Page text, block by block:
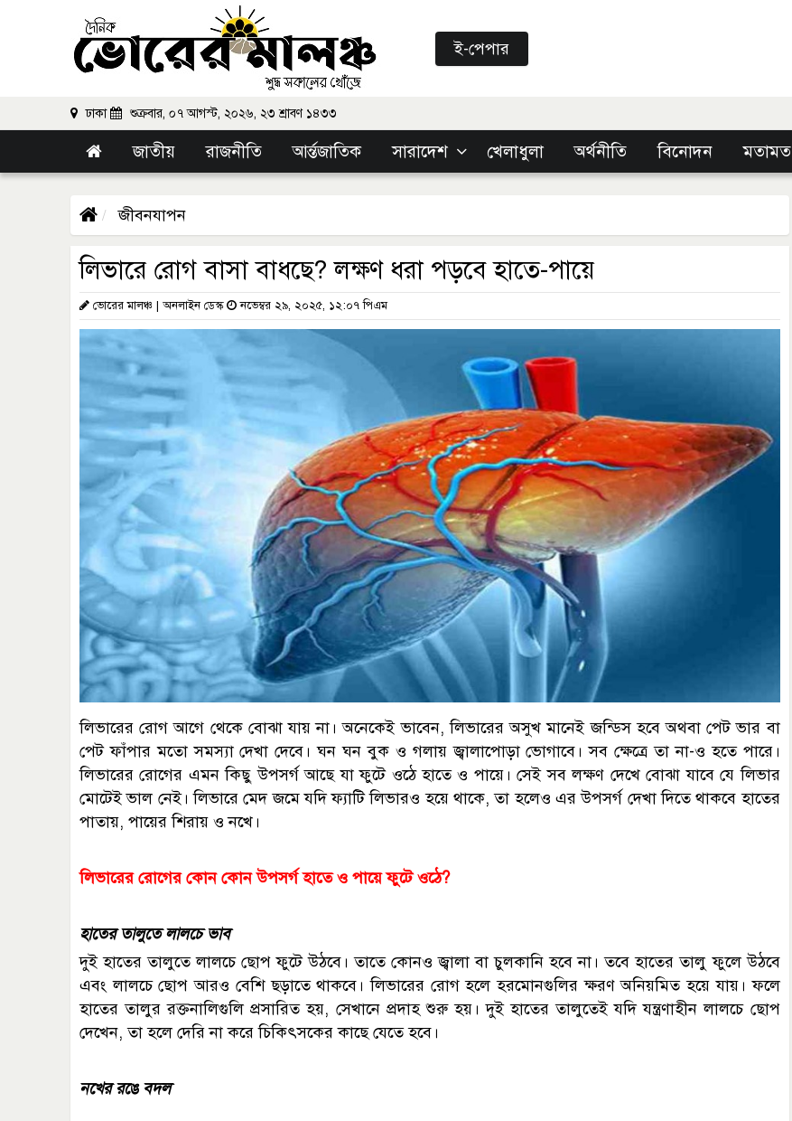
ই-পেপার
ঢাকা শুক্রবার, ০৭ আগস্ট, ২০২৬, ২৩ শ্রাবণ ১৪৩৩
জাতীয় রাজনীতি আর্ন্তজাতিক সারাদেশ খেলাধুলা অর্থনীতি বিনোদন মতামত
জীবনযাপন
লিভারে রোগ বাসা বাধছে? লক্ষণ ধরা পড়বে হাতে-পায়ে
ভোরের মালঞ্চ | অনলাইন ডেস্ক নভেম্বর ২৯, ২০২৫, ১২:০৭ পিএম
লিভারের রোগ আগে থেকে বোঝা যায় না। অনেকেই ভাবেন, লিভারের অসুখ মানেই জন্ডিস হবে অথবা পেট ভার বা
পেট ফাঁপার মতো সমস্যা দেখা দেবে। ঘন ঘন বুক ও গলায় জ্বালাপোড়া ভোগাবে। সব ক্ষেত্রে তা না-ও হতে পারে।
লিভারের রোগের এমন কিছু উপসর্গ আছে যা ফুটে ওঠে হাতে ও পায়ে। সেই সব লক্ষণ দেখে বোঝা যাবে যে লিভার
মোটেই ভাল নেই। লিভারে মেদ জমে যদি ফ্যাটি লিভারও হয়ে থাকে, তা হলেও এর উপসর্গ দেখা দিতে থাকবে হাতের
পাতায়, পায়ের শিরায় ও নখে।
লিভারের রোগের কোন কোন উপসর্গ হাতে ও পায়ে ফুটে ওঠে?
হাতের তালুতে লালচে ভাব
দুই হাতের তালুতে লালচে ছোপ ফুটে উঠবে। তাতে কোনও জ্বালা বা চুলকানি হবে না। তবে হাতের তালু ফুলে উঠবে
এবং লালচে ছোপ আরও বেশি ছড়াতে থাকবে। লিভারের রোগ হলে হরমোনগুলির ক্ষরণ অনিয়মিত হয়ে যায়। ফলে
হাতের তালুর রক্তনালিগুলি প্রসারিত হয়, সেখানে প্রদাহ শুরু হয়। দুই হাতের তালুতেই যদি যন্ত্রণাহীন লালচে ছোপ
দেখেন, তা হলে দেরি না করে চিকিৎসকের কাছে যেতে হবে।
নখের রঙে বদল